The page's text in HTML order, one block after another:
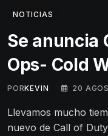
NOTICIAS
Se anuncia
Ops- Cold
PORKEVIN 20
Llevamos mucho
nuevo de Call of